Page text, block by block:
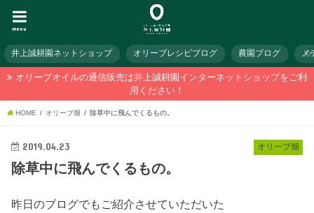
menu
井上誠耕園ネットショップ オリーブレシピブログ 農園ブログ メ
オリーブオイルの通信販売は井上誠耕園インターネットショップをご利
用ください！
HOME オリーブ畑 除草中に飛んでくるもの。
オリーブ畑
2019.04.23
除草中に飛んでくるもの。
昨日のブログでもご紹介させていただいた